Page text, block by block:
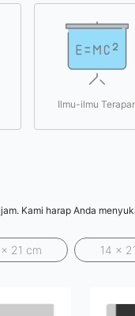
Ilmu-ilmu
Kami harap Anda
21 cm 14 x